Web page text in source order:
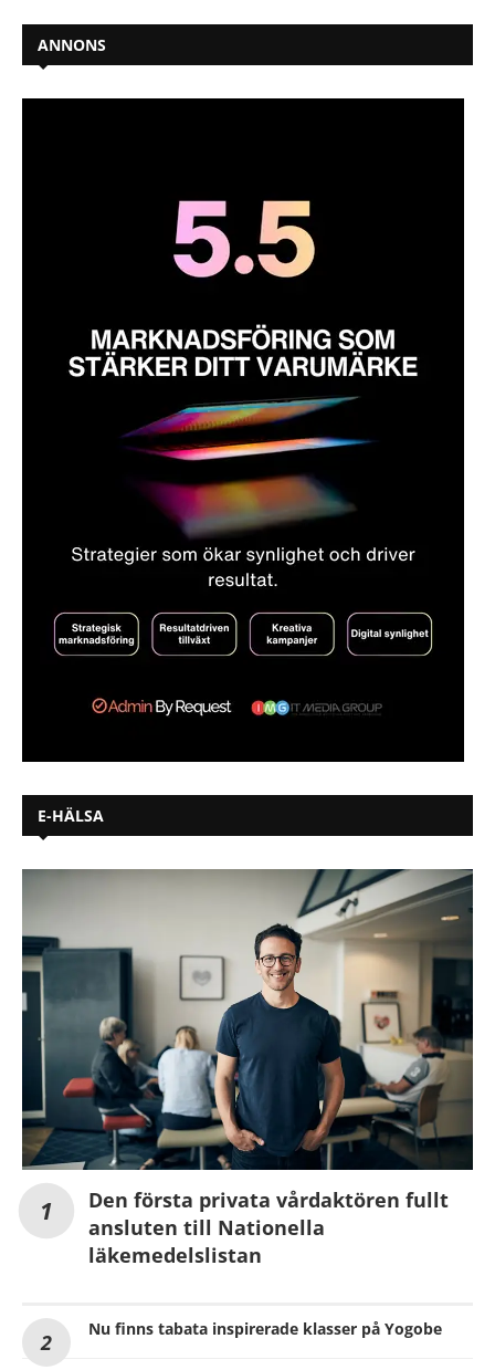
ANNONS
E-HÄLSA
Den första privata vårdaktören fullt
ansluten till Nationella
läkemedelslistan
Nu finns tabata inspirerade klasser på Yogobe